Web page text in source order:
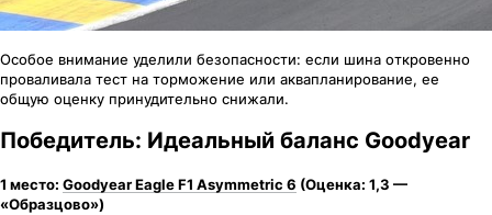
Особое внимание уделили безопасности: если шина откровенно
проваливала тест на торможение или аквапланирование, ее
общую оценку принудительно снижали.
Победитель: Идеальный баланс Goodyear
1 место: Goodyear Eagle F1 Asymmetric 6 (Оценка: 1,3 —
«Образцово»)